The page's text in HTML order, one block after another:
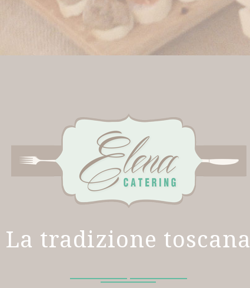
La tradizione toscana